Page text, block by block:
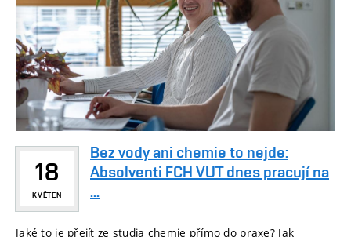
18
KVĚTEN
Bez vody ani chemie to nejde:
Absolventi FCH VUT dnes pracují na
...
Jaké to je přejít ze studia chemie přímo do praxe? Jak